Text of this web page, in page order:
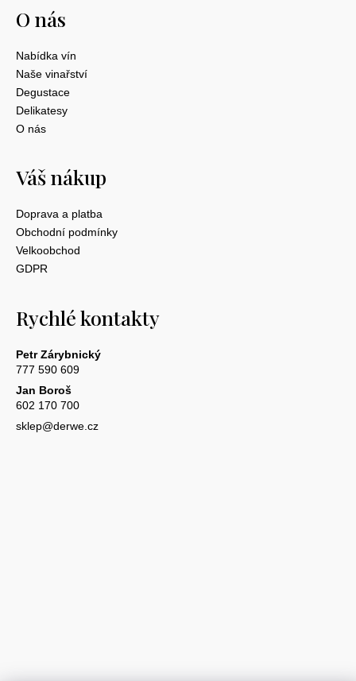
O nás
Nabídka vín
Naše vinařství
Degustace
Delikatesy
O nás
Váš nákup
Doprava a platba
Obchodní podmínky
Velkoobchod
GDPR
Rychlé kontakty
Petr Zárybnický
777 590 609
Jan Boroš
602 170 700
sklep@derwe.cz